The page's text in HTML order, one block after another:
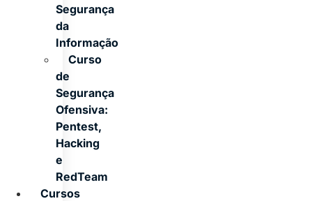
Segurança
da
Informação
Curso
de
Segurança
Ofensiva:
Pentest,
Hacking
e
RedTeam
Cursos